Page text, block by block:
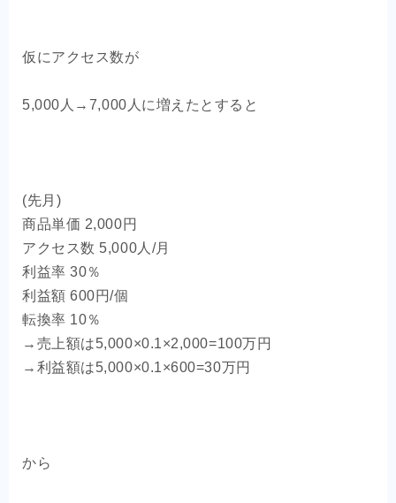
仮にアクセス数が
5,000人→7,000人に増えたとすると
(先月)
商品単価 2,000円
アクセス数 5,000人/月
利益率 30％
利益額 600円/個
転換率 10％
→売上額は5,000×0.1×2,000=100万円
→利益額は5,000×0.1×600=30万円
から